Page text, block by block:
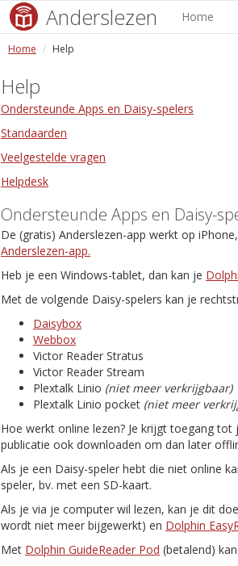
Anderslezen Home
Home Help
Help
Ondersteunde Apps en Daisy-spelers
Standaarden
Veelgestelde vragen
Helpdesk
Ondersteunde Apps en Daisy-
De (gratis) Anderslezen-app werkt op
Anderslezen-app.
Heb je een Windows-tablet, dan kan je
Met de volgende Daisy-spelers kan je
Daisybox
Webbox
Victor Reader Stratus
Victor Reader Stream
Plextalk Linio (niet meer verkrijgbaar)
Plextalk Linio pocket (niet meer
Hoe werkt online lezen? Je krijgt toegang
publicatie ook downloaden om dan later
Als je een Daisy-speler hebt die niet online
speler, bv. met een SD-kaart.
Als je via je computer wil lezen, kan je dit
wordt niet meer bijgewerkt) en Dolphin
Met Dolphin GuideReader Pod (betalend)